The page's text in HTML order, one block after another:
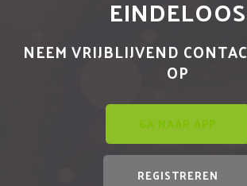
EINDELOOS
NEEM VRIJBLIJVEND
OP
GA NAAR APP
REGISTREREN